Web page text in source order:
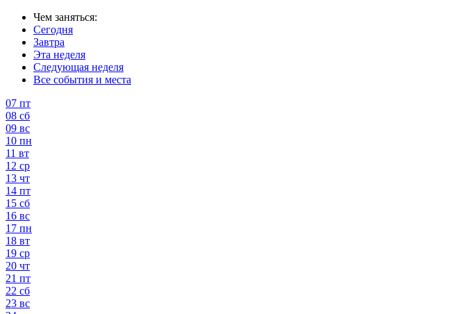
Чем заняться:
Сегодня
Завтра
Эта неделя
Следующая неделя
Все события и места
07 пт
08 сб
09 вс
10 пн
11 вт
12 ср
13 чт
14 пт
15 сб
16 вс
17 пн
18 вт
19 ср
20 чт
21 пт
22 сб
23 вс